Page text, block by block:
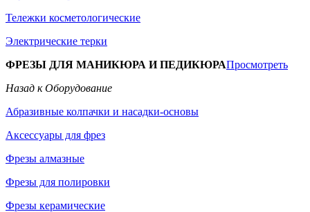
Тележки косметологические
Электрические терки
ФРЕЗЫ ДЛЯ МАНИКЮРА И ПЕДИКЮРАПросмотреть
Назад к Оборудование
Абразивные колпачки и насадки-основы
Аксессуары для фрез
Фрезы алмазные
Фрезы для полировки
Фрезы керамические